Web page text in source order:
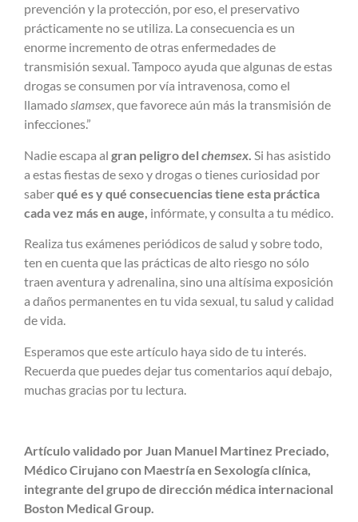
prevención y la protección, por eso, el preservativo
prácticamente no se utiliza. La consecuencia es un
enorme incremento de otras enfermedades de
transmisión sexual. Tampoco ayuda que algunas de estas
drogas se consumen por vía intravenosa, como el
llamadoslamsex, que favorece aún más la transmisión de
infecciones.”
Nadie escapa al gran peligro del chemsex Si has asistido
a estas fiestas de sexo y drogas o tienes curiosidad por
saberqué es y qué consecuencias tiene esta práctica
cada vez más en auge, infórmate, y consulta a tu médico.
Realiza tus exámenes periódicos de salud y sobre todo,
ten en cuenta que las prácticas de alto riesgo no sólo
traen aventura y adrenalina, sino una altísima exposición
a daños permanentes en tu vida sexual, tu salud y calidad
de vida.
Esperamos que este artículo haya sido de tu interés.
Recuerda que puedes dejar tus comentarios aquí debajo,
muchas gracias por tu lectura.
Artículo validado por Juan Manuel Martinez Preciado,
Médico Cirujano con Maestría en Sexología clínica,
integrante del grupo de dirección médica internacional
Boston Medical Group.